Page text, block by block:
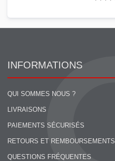
INFORMATIONS
QUI SOMMES NOUS ?
LIVRAISONS
PAIEMENTS SÉCURISÉS
RETOURS ET REMBOURSEMENTS
QUESTIONS FRÉQUENTES